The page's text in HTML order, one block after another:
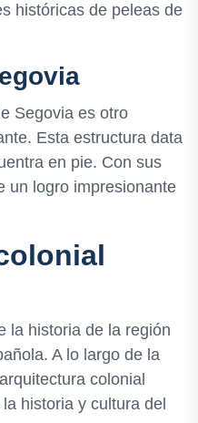
históricas de peleas de
Segovia es otro
Esta estructura data
en pie. Con sus
un logro impresionante
la historia de la región
A lo largo de la
colonial
historia y cultura del